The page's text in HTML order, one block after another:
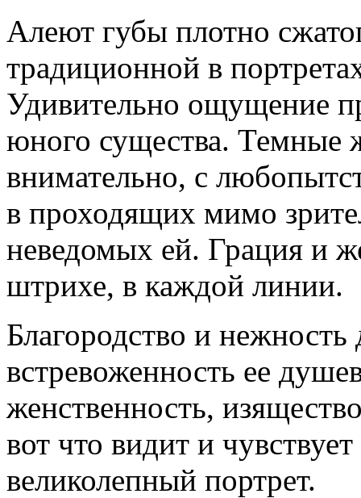
Алеют губы плотно
традиционной в
Удивительно ощущение
юного существа. Темные
внимательно, с
в проходящих мимо
неведомых ей. Грация и
штрихе, в каждой линии.
Благородство и
встревоженность ее
женственность,
вот что видит и
великолепный портрет.